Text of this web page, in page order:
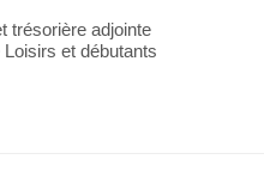
trésorière adjointe
et débutants